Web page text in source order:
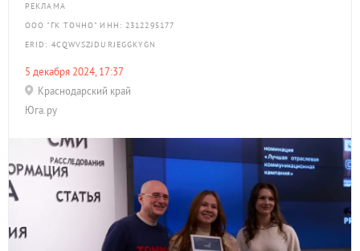
РЕКЛАМА
ООО "ГК ТОЧНО" ИНН: 2312295177
ERID: 4CQWVSZJDURJEGGKYGN
5 декабря 2024, 17:37
Краснодарский край
Юга.ру